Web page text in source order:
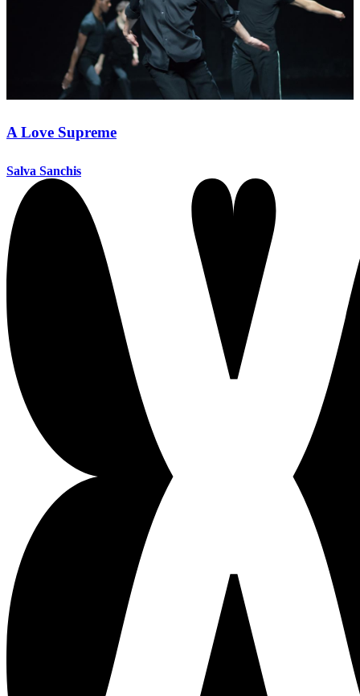
A Love Supreme
Salva Sanchis